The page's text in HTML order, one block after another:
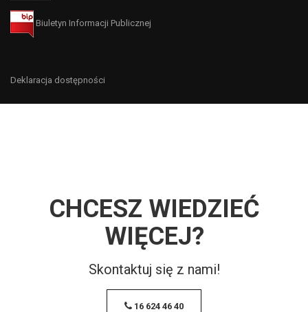
Biuletyn Informacji Publicznej
Deklaracja dostępności
CHCESZ WIEDZIEĆ
WIĘCEJ?
Skontaktuj się z nami!
16 624 46 40